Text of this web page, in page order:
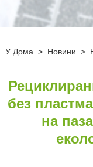
У Дома > Новини >
без
на